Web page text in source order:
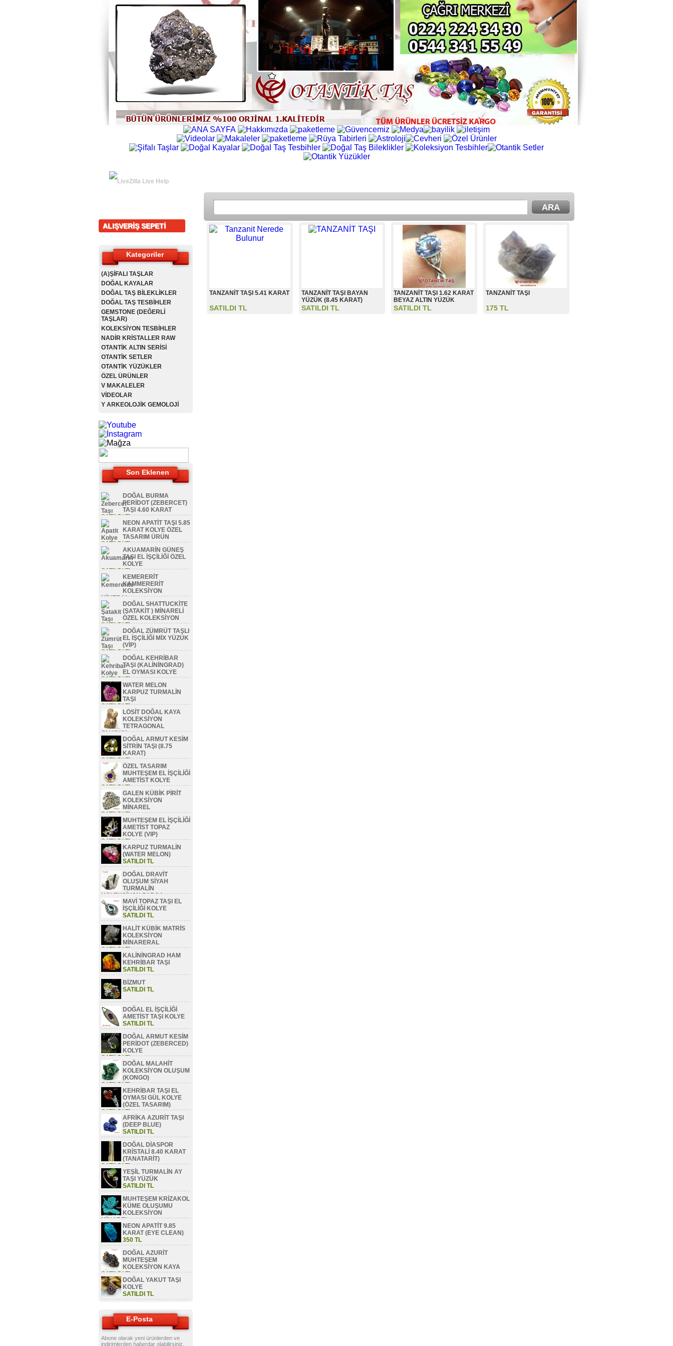
ALIŞVERİŞ SEPETİ
Kategoriler
(A)ŞİFALI TAŞLAR
DOĞAL KAYALAR
DOĞAL TAŞ BİLEKLİKLER
DOĞAL TAŞ TESBİHLER
GEMSTONE (DEĞERLİ
TAŞLAR)
KOLEKSİYON TESBİHLER
NADİR KRİSTALLER RAW
OTANTİK ALTIN SERİSİ
OTANTİK SETLER
OTANTİK YÜZÜKLER
ÖZEL ÜRÜNLER
V MAKALELER
VİDEOLAR
Y ARKEOLOJİK GEMOLOJİ
Son Eklenen
DOĞAL BURMA
PERİDOT (ZEBERCET)
TAŞI 4.60 KARAT
SATILDI TL
NEON APATİT TAŞI 5.85
KARAT KOLYE ÖZEL
TASARIM ÜRÜN
SATILDI TL
AKUAMARİN GÜNEŞ
TAŞI EL İŞÇİLİĞİ ÖZEL
KOLYE
SATILDI TL
KEMERERİT
KAMMERERİT
KOLEKSİYON
MİNERAL
SATILDI TLDOĞAL SHATTUCKİTE
(ŞATAKİT ) MİNARELİ
ÖZEL KOLEKSİYON
SATILDI TL
DOĞAL ZÜMRÜT TAŞLI
EL İŞÇİLİĞİ MİX YÜZÜK
(VİP)
SATILDI TL
DOĞAL KEHRİBAR
TAŞI (KALİNİNGRAD)
EL OYMASI KOLYE
SATILDI TL
WATER MELON
KARPUZ TURMALİN
TAŞI
SATILDI TL
LÖSİT DOĞAL KAYA
KOLEKSİYON
TETRAGONAL
OLUŞUM
SATILDI TLDOĞAL ARMUT KESİM
SİTRİN TAŞI (8.75
KARAT)
SATILDI TL
ÖZEL TASARIM
MUHTEŞEM EL İŞÇİLİĞİ
AMETİST KOLYE
SATILDI TL
GALEN KÜBİK PİRİT
KOLEKSİYON
MİNAREL
SATILDI TL
MUHTEŞEM EL İŞÇİLİĞİ
AMETİST TOPAZ
KOLYE (VIP)
SATILDI TL
KARPUZ TURMALİN
(WATER MELON)
SATILDI TL
DOĞAL DRAVİT
OLUŞUM SİYAH
TURMALİN
KOLEKSİYON PARÇA
SATILDI TLMAVİ TOPAZ TAŞI EL
İŞÇİLİĞİ KOLYE
SATILDI TL
HALİT KÜBİK MATRİS
KOLEKSİYON
MİNARERAL
SATILDI TL
KALİNİNGRAD HAM
KEHRİBAR TAŞI
SATILDI TL
BİZMUT
SATILDI TL
DOĞAL EL İŞÇİLİĞİ
AMETİST TAŞI KOLYE
SATILDI TL
DOĞAL ARMUT KESİM
PERİDOT (ZEBERCED)
KOLYE
SATILDI TL
DOĞAL MALAHİT
KOLEKSİYON OLUŞUM
(KONGO)
SATILDI TL
KEHRİBAR TAŞI EL
OYMASI GÜL KOLYE
(ÖZEL TASARIM)
SATILDI TL
AFRİKA AZURİT TAŞI
(DEEP BLUE)
SATILDI TL
DOĞAL DİASPOR
KRİSTALİ 8.40 KARAT
(TANATARİT)
SATILDI TL
YEŞİL TURMALİN AY
TAŞI YÜZÜK
SATILDI TL
MUHTEŞEM KRİZAKOL
KÜME OLUŞUMU
KOLEKSİYON
MİNAREL
SATILDI TLNEON APATİT 9.85
KARAT (EYE CLEAN)
350 TL
DOĞAL AZURİT
MUHTEŞEM
KOLEKSİYON KAYA
SATILDI TL
DOĞAL YAKUT TAŞI
KOLYE
SATILDI TL
E-Posta
Abone olarak yeni ürünlerden ve
indirimlerden haberdar olabilirsiniz.
TANZANİT TAŞI 5.41 KARAT
SATILDI TL
TANZANİT TAŞI BAYAN
YÜZÜK (8.45 KARAT)
SATILDI TL
TANZANİT TAŞI 1.62 KARAT
BEYAZ ALTIN YÜZÜK
SATILDI TL
TANZANİT TAŞI
175 TL